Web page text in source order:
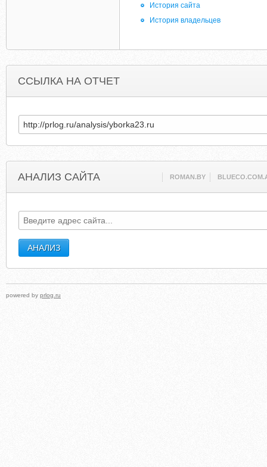
История сайта
История владельцев
ССЫЛКА НА ОТЧЕТ
АНАЛИЗ САЙТА ROMAN.BY
powered by prlog.ru